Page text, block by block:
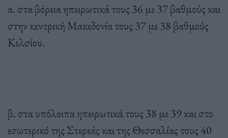
α. στα βόρεια ηπειρωτικά τους 36 με 37 βαθμούς και
στην κεντρική Μακεδονία τους 37 με 38 βαθμούς
Κελσίου.
β. στα υπόλοιπα ηπειρωτικά τους 38 με 39 και στο
εσωτερικό της Στερεάς και της Θεσσαλίας τους 40